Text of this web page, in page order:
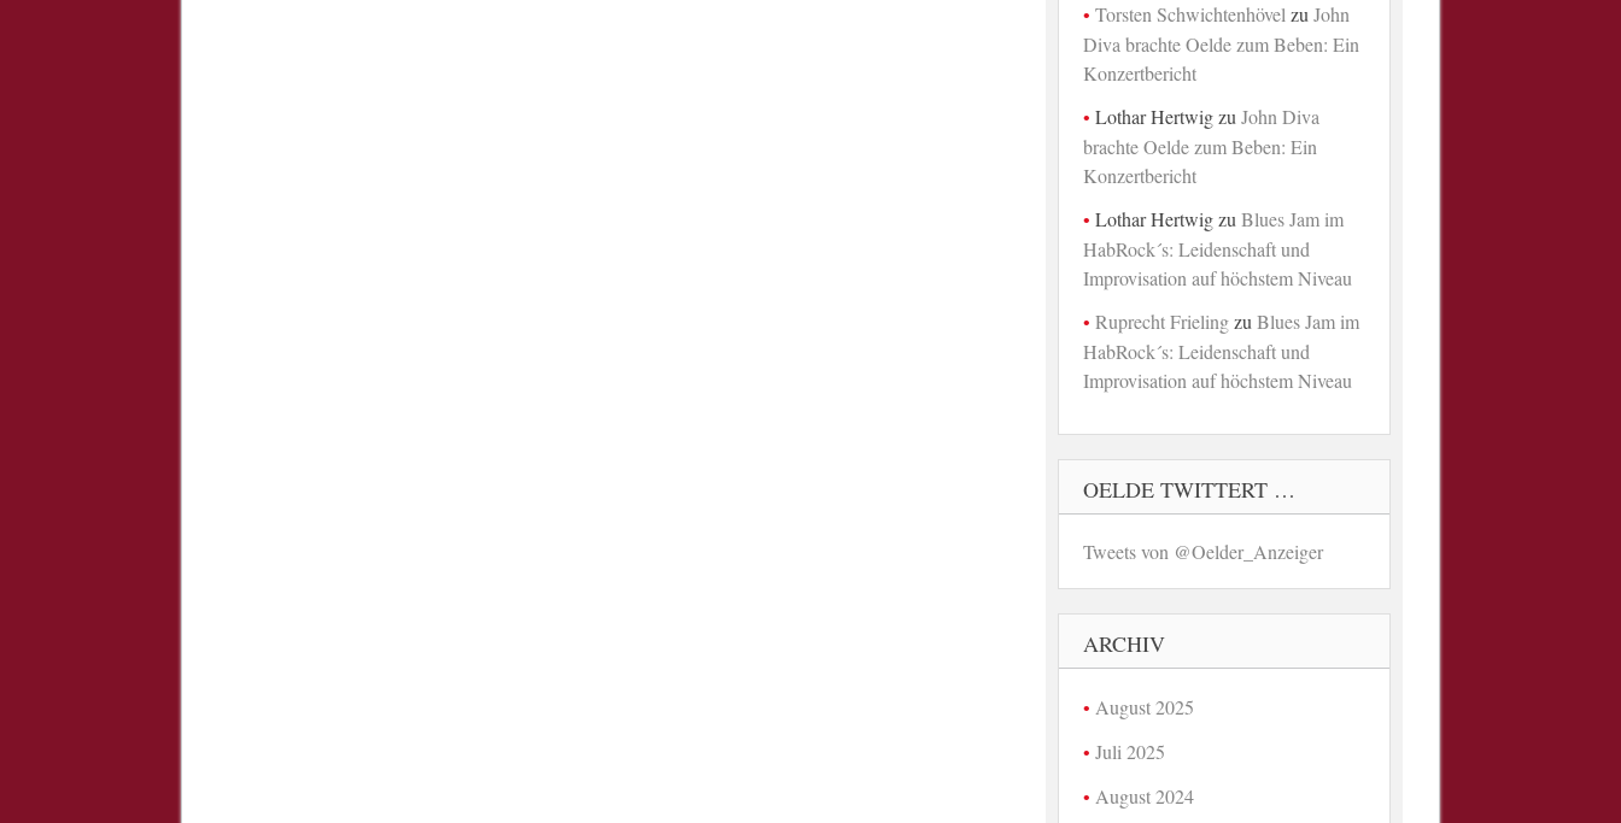
Torsten Schwichtenhövel zu John
Diva brachte Oelde zum Beben: Ein
Konzertbericht
Lothar Hertwigzu John Diva
brachte Oelde zum Beben: Ein
Konzertbericht
Lothar Hertwigzu Blues Jam im
HabRock´s: Leidenschaft und
Improvisation auf höchstem Niveau
Ruprecht Frielingzu Blues Jam im
HabRock´s: Leidenschaft und
Improvisation auf höchstem Niveau
OELDE TWITTERT …
Tweets von @Oelder_Anzeiger
ARCHIV
August 2025
Juli 2025
August 2024